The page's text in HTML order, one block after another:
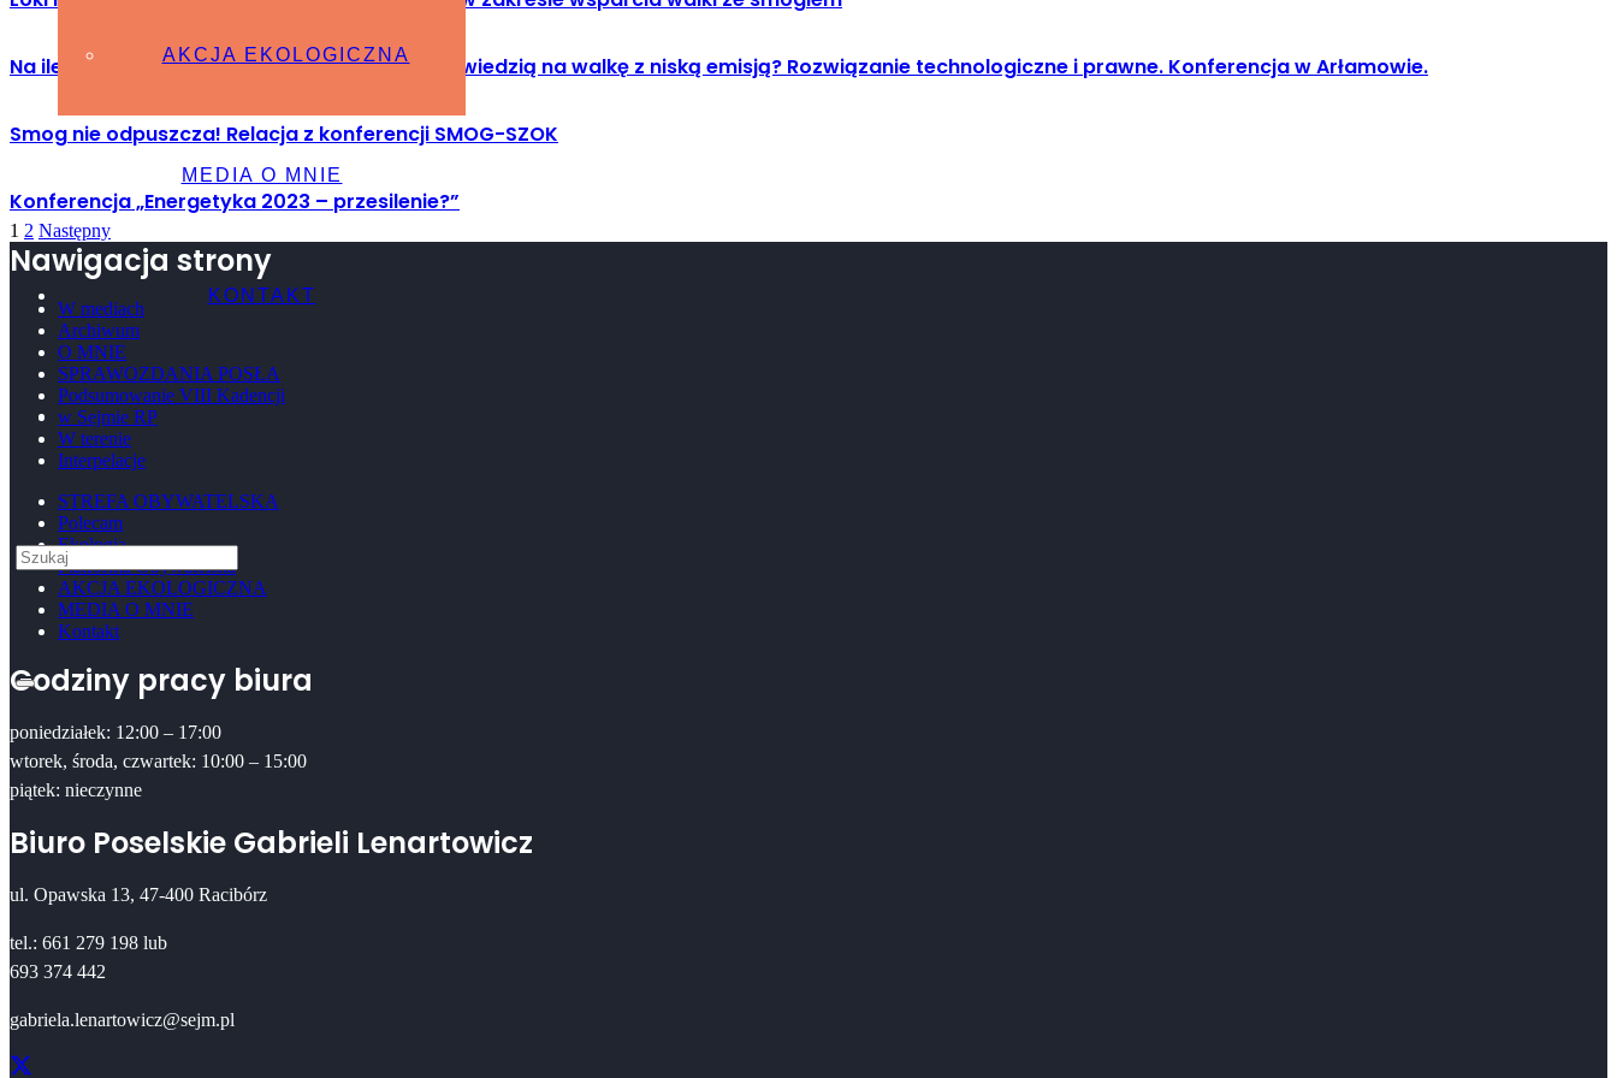
AKCJA EKOLOGICZNA
MEDIA O MNIE
KONTAKT
Na ile biomasa i paliwa alternatywne są odpowiedzią na walkę z niską emisją? Rozwiązanie technologiczne i prawne. Konferencja w Arłamowie.
Smog nie odpuszcza! Relacja z konferencji SMOG-SZOK
Konferencja „Energetyka 2023 – przesilenie?”
1 2 Następny
Nawigacja strony
W mediach
Archiwum
O MNIE
SPRAWOZDANIA POSŁA
Podsumowanie VIII Kadencji
w Sejmie RP
W terenie
Interpelacje
STREFA OBYWATELSKA
Polecam
Ekologia
Platforma Obywatelska
AKCJA EKOLOGICZNA
MEDIA O MNIE
Kontakt
Godziny pracy biura
poniedziałek: 12:00 – 17:00
wtorek, środa, czwartek: 10:00 – 15:00
piątek: nieczynne
Biuro Poselskie Gabrieli Lenartowicz
ul. Opawska 13, 47-400 Racibórz
tel.: 661 279 198 lub
693 374 442
gabriela.lenartowicz@sejm.pl